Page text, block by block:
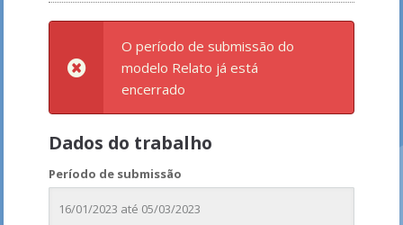
O período de submissão do
modelo Relato já está
encerrado
Dados do trabalho
Período de submissão
16/01/2023 até 05/03/2023